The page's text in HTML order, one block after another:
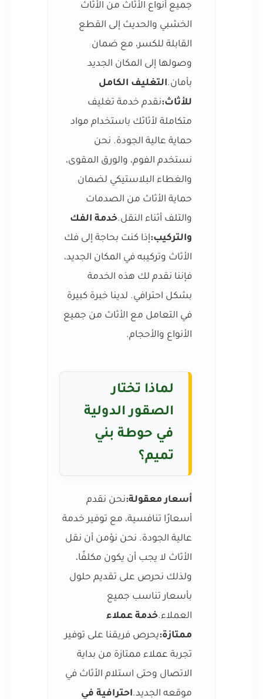
جميع أنواع الأثاث من الأثاث
الخشبي والحديث إلى القطع
القابلة للكسر، مع ضمان
وصولها إلى المكان الجديد
بأمان.التغليف الكامل
للأثاث:نقدم خدمة تغليف
متكاملة لأثاثك باستخدام مواد
حماية عالية الجودة. نحن
نستخدم الفوم، والورق المقوى،
والغطاء البلاستيكي لضمان
حماية الأثاث من الصدمات
والتلف أثناء النقل.خدمة الفك
والتركيب:إذا كنت بحاجة إلى فك
الأثاث وتركيبه في المكان الجديد،
فإننا نقدم لك هذه الخدمة
بشكل احترافي. لدينا خبرة كبيرة
في التعامل مع الأثاث من جميع
الأنواع والأحجام.
لماذا تختار
الصقور الدولية
في حوطة بني
تميم؟
أسعار معقولة:نحن نقدم
أسعارًا تنافسية، مع توفير خدمة
عالية الجودة. نحن نؤمن أن نقل
الأثاث لا يجب أن يكون مكلفًا،
ولذلك نحرص على تقديم حلول
بأسعار تناسب جميع
العملاء.خدمة عملاء
ممتازة:يحرص فريقنا على توفير
تجربة عملاء ممتازة من بداية
الاتصال وحتى استلام الأثاث في
موقعه الجديد.احترافية في